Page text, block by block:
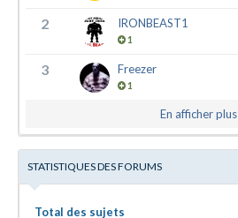
2 IRONBEAST1
1
3 Freezer
1
En afficher plus
STATISTIQUES DES FORUMS
Total des sujets